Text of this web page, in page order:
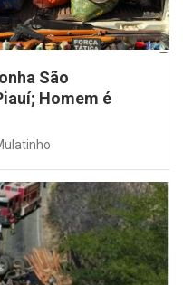
São
Homem é